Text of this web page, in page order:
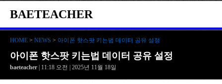
BAETEACHER
HOME > NEWS > 아이폰 핫스팟 키는법 데이터 공유 설정
아이폰 핫스팟 키는법 데이터 공유 설정
baeteacher | 11:18 오전 | 2025년 11월 18일